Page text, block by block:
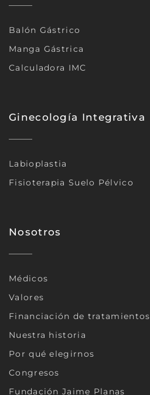
Balón Gástrico
Manga Gástrica
Calculadora IMC
Ginecología Integrativa
Labioplastia
Fisioterapia Suelo Pélvico
Nosotros
Médicos
Valores
Financiación de tratamientos
Nuestra historia
Por qué elegirnos
Congresos
Fundación Jaime Planas